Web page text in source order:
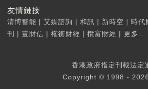
友情鏈接
清博智能 | 艾媒諮詢 | 和訊 | 新時空 | 時代
刊
| 壹財信 | 權衡財經 | 攬富財經 | 更多...
香港政府指定刊載法定
Copyright © 1998 - 2026